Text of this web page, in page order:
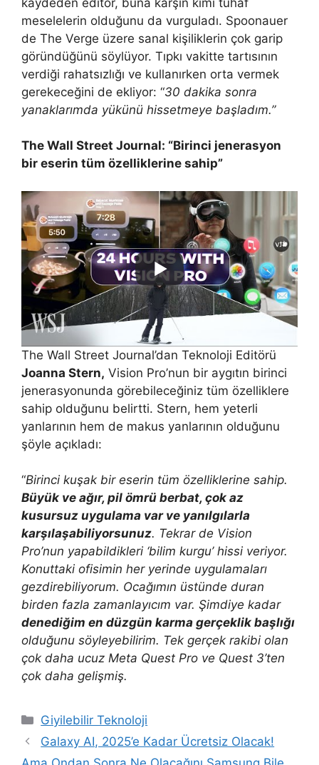
meselelerin olduğunu da vurguladı. Spoonauer
de The Verge üzere sanal kişiliklerin çok garip
göründüğünü söylüyor. Tıpkı vakitte tartısının
verdiği rahatsızlığı ve kullanırken orta vermek
gerekeceğini de ekliyor: “30 dakika sonra
yanaklarımda yükünü hissetmeye başladım.”
The Wall Street Journal: “Birinci jenerasyon
bir eserin tüm özelliklerine sahip”
The Wall Street Journal’dan Teknoloji Editörü
Joanna Stern, Vision Pro’nun bir aygıtın birinci
jenerasyonunda görebileceğiniz tüm özelliklere
sahip olduğunu belirtti. Stern, hem yeterli
yanlarının hem de makus yanlarının olduğunu
şöyle açıkladı:
“Birinci kuşak bir eserin tüm özelliklerine sahip.
Büyük ve ağır, pil ömrü berbat, çok az
kusursuz uygulama var ve yanılgılarla
karşılaşabiliyorsunuz. Tekrar de Vision
Pro’nun yapabildikleri ‘bilim kurgu’ hissi veriyor.
Konuttaki ofisimin her yerinde uygulamaları
gezdirebiliyorum. Ocağımın üstünde duran
birden fazla zamanlayıcım var. Şimdiye kadar
denediğim en düzgün karma gerçeklik başlığı
olduğunu söyleyebilirim. Tek gerçek rakibi olan
çok daha ucuz Meta Quest Pro ve Quest 3’ten
çok daha gelişmiş.
Kategoriler
Giyilebilir Teknoloji
Galaxy AI, 2025’e Kadar Ücretsiz Olacak!